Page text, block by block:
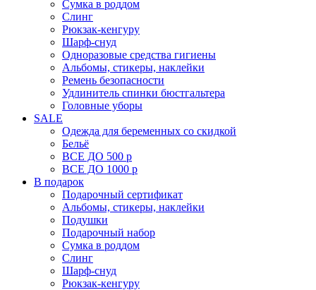
Сумка в роддом
Cлинг
Рюкзак-кенгуру
Шарф-снуд
Одноразовые средства гигиены
Альбомы, стикеры, наклейки
Ремень безопасности
Удлинитель спинки бюстгальтера
Головные уборы
SALE
Одежда для беременных со скидкой
Бельё
ВСЕ ДО 500 р
ВСЕ ДО 1000 р
В подарок
Подарочный сертификат
Альбомы, стикеры, наклейки
Подушки
Подарочный набор
Сумка в роддом
Слинг
Шарф-снуд
Рюкзак-кенгуру